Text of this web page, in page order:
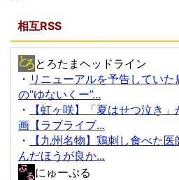
相互RSS
とろたまヘッドライン
・ リニューアルを予告してい
の“ゆないくー”...
・
【虹ヶ咲】「夏はせつ泣き
画【ラブライブ...
・
【九州名物】鶏刺し食べた
んだほうが良か...
にゅーぷる